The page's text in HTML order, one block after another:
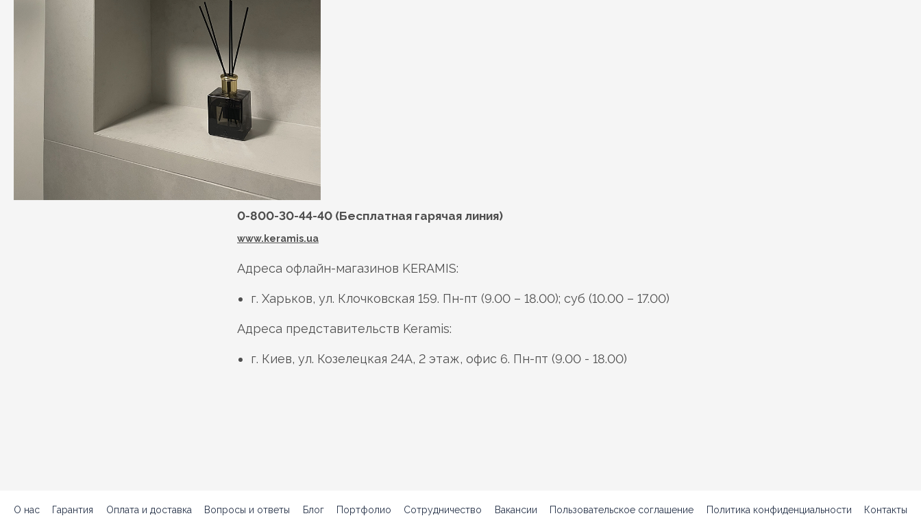
0-800-30-44-40 (Бесплатная гарячая линия)
www.keramis.ua
Адреса офлайн-магазинов KERAMIS:
г. Харьков, ул. Клочковская 159. Пн-пт (9.00 – 18.00); суб (10.00 – 17.00)
Адреса представительств Keramis:
г. Киев, ул. Козелецкая 24А, 2 этаж, офис 6. Пн-пт (9.00 - 18.00)
О нас Гарантия Оплата и доставка Вопросы и ответы Блог Портфолио Сотрудничество Вакансии Пользовательское соглашение Политика конфиденциальности Контакты